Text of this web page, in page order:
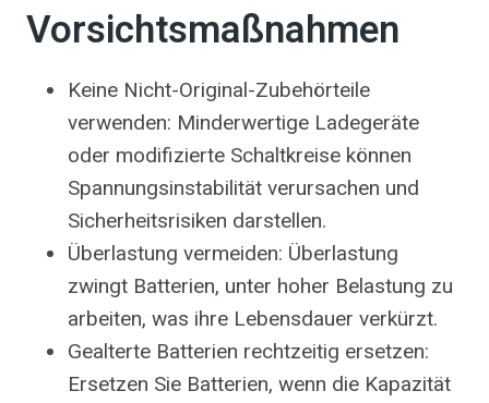
Vorsichtsmaßnahmen
Keine Nicht-Original-Zubehörteile
verwenden: Minderwertige Ladegeräte
oder modifizierte Schaltkreise können
Spannungsinstabilität verursachen und
Sicherheitsrisiken darstellen.
Überlastung vermeiden: Überlastung
zwingt Batterien, unter hoher Belastung zu
arbeiten, was ihre Lebensdauer verkürzt.
Gealterte Batterien rechtzeitig ersetzen:
Ersetzen Sie Batterien, wenn die Kapazität